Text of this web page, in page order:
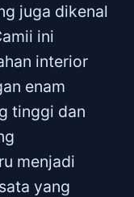
juga dikenal
ini
interior
enam
tinggi dan
menjadi
yang